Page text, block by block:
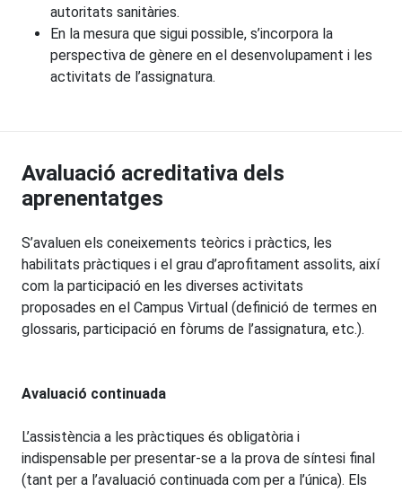
autoritats sanitàries.
En la mesura que sigui possible, s’incorpora la
perspectiva de gènere en el desenvolupament i les
activitats de l’assignatura.
Avaluació acreditativa dels
aprenentatges
S’avaluen els coneixements teòrics i pràctics, les
habilitats pràctiques i el grau d’aprofitament assolits, així
com la participació en les diverses activitats
proposades en el Campus Virtual (definició de termes en
glossaris, participació en fòrums de l’assignatura, etc.).
Avaluació continuada
L’assistència a les pràctiques és obligatòria i
indispensable per presentar-se a la prova de síntesi final
(tant per a l’avaluació continuada com per a l’única). Els